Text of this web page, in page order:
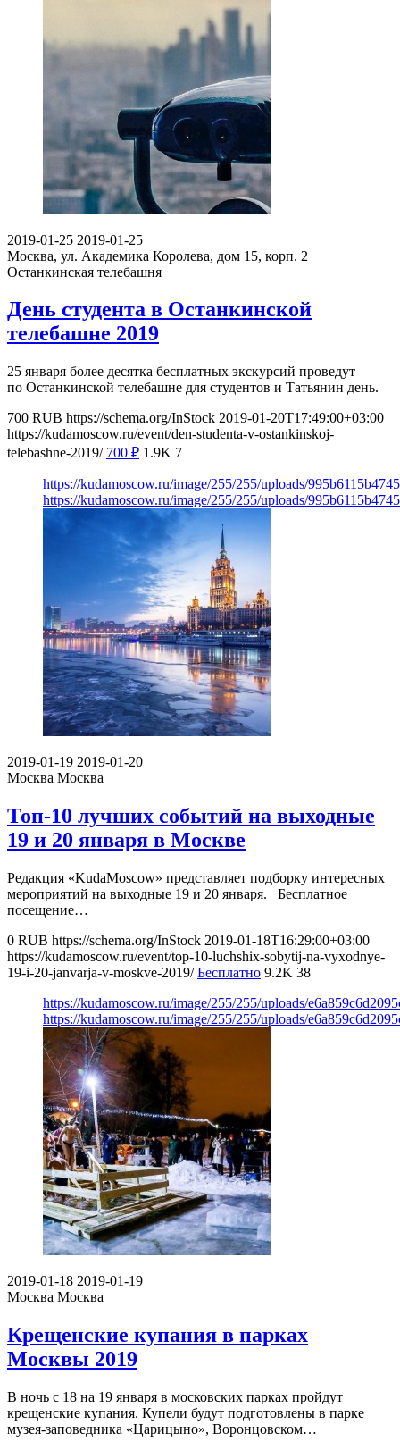
2019-01-25 2019-01-25
Москва, ул. Академика Королева, дом 15, корп. 2
Останкинская телебашня
День студента в Останкинской
телебашне 2019
25 января более десятка бесплатных экскурсий проведут
по Останкинской телебашне для студентов и Татьянин день.
700 RUB https://schema.org/InStock 2019-01-20T17:49:00+03:00
https://kudamoscow.ru/event/den-studenta-v-ostankinskoj-
telebashne-2019/ 700 ₽ 1.9K 7
https://kudamoscow.ru/image/255/255/uploads/
https://kudamoscow.ru/image/255/255/uploads/
2019-01-19 2019-01-20
Москва Москва
Топ-10 лучших событий на выходные
19 и 20 января в Москве
Редакция «KudaMoscow» представляет подборку интересных
мероприятий на выходные 19 и 20 января. Бесплатное
посещение…
0 RUB https://schema.org/InStock 2019-01-18T16:29:00+03:00
https://kudamoscow.ru/event/top-10-luchshix-sobytij-na-vyxodnye-
19-i-20-janvarja-v-moskve-2019/ Бесплатно 9.2K 38
https://kudamoscow.ru/image/255/255/uploads/
https://kudamoscow.ru/image/255/255/uploads/
2019-01-18 2019-01-19
Москва Москва
Крещенские купания в парках
Москвы 2019
В ночь с 18 на 19 января в московских парках пройдут
крещенские купания. Купели будут подготовлены в парке
музея-заповедника «Царицыно», Воронцовском…